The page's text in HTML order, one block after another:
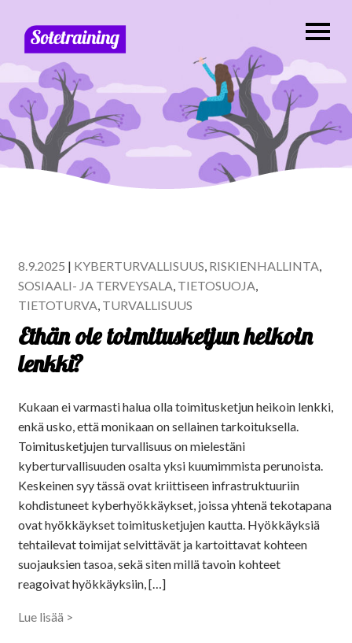
8.9.2025 | KYBERTURVALLISUUS, RISKIENHALLINTA,
SOSIAALI- JA TERVEYSALA, TIETOSUOJA,
TIETOTURVA, TURVALLISUUS
Ethän ole toimitusketjun heikoin
lenkki?
Kukaan ei varmasti halua olla toimitusketjun heikoin lenkki,
enkä usko, että monikaan on sellainen tarkoituksella.
Toimitusketjujen turvallisuus on mielestäni
kyberturvallisuuden osalta yksi kuumimmista perunoista.
Keskeinen syy tässä ovat kriittiseen infrastruktuuriin
kohdistuneet kyberhyökkäykset, joissa yhtenä tekotapana
ovat hyökkäykset toimitusketjujen kautta. Hyökkäyksiä
tehtailevat toimijat selvittävät ja kartoittavat kohteen
suojauksien tasoa, sekä siten millä tavoin kohteet
reagoivat hyökkäyksiin, […]
Lue lisää >